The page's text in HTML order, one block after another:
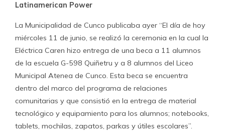
Latinamerican Power
La Municipalidad de Cunco publicaba ayer “El día de hoy
miércoles 11 de junio, se realizó la ceremonia en la cual la
Eléctrica Caren hizo entrega de una beca a 11 alumnos
de la escuela G-598 Quiñetru y a 8 alumnos del Liceo
Municipal Atenea de Cunco. Esta beca se encuentra
dentro del marco del programa de relaciones
comunitarias y que consistió en la entrega de material
tecnológico y equipamiento para los alumnos; notebooks,
tablets, mochilas, zapatos, parkas y útiles escolares”.